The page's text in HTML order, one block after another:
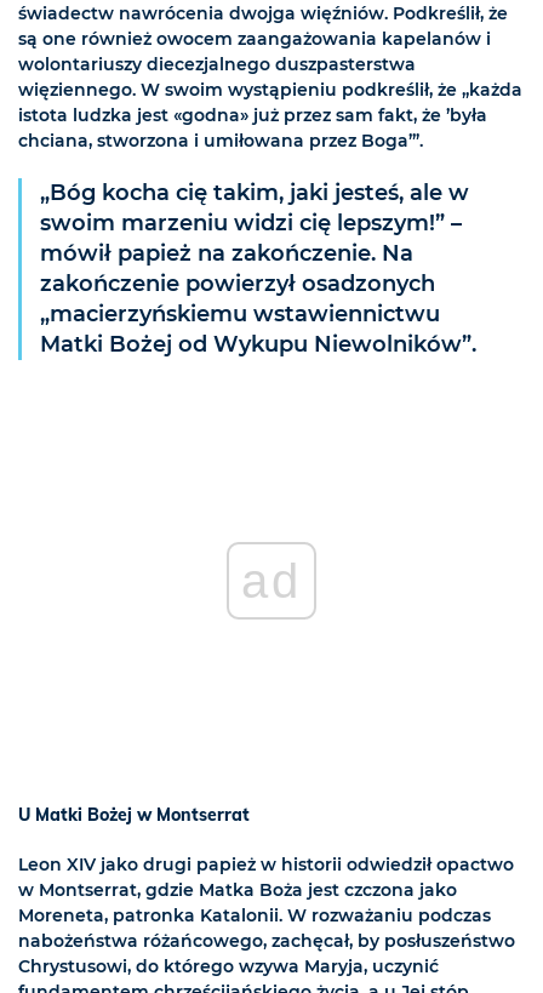
świadectw nawrócenia dwojga więźniów. Podkreślił, że
są one również owocem zaangażowania kapelanów i
wolontariuszy diecezjalnego duszpasterstwa
więziennego. W swoim wystąpieniu podkreślił, że „każda
istota ludzka jest «godna» już przez sam fakt, że ’była
chciana, stworzona i umiłowana przez Boga’”.
„Bóg kocha cię takim, jaki jesteś, ale w
swoim marzeniu widzi cię lepszym!” –
mówił papież na zakończenie. Na
zakończenie powierzył osadzonych
„macierzyńskiemu wstawiennictwu
Matki Bożej od Wykupu Niewolników”.
ad
U Matki Bożej w Montserrat
Leon XIV jako drugi papież w historii odwiedził opactwo
w Montserrat, gdzie Matka Boża jest czczona jako
Moreneta, patronka Katalonii. W rozważaniu podczas
nabożeństwa różańcowego, zachęcał, by posłuszeństwo
Chrystusowi, do którego wzywa Maryja, uczynić